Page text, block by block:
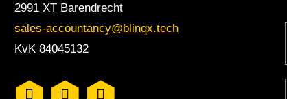
2991 XT Barendrecht
sales-accountancy@blinqx.tech
KvK 84045132